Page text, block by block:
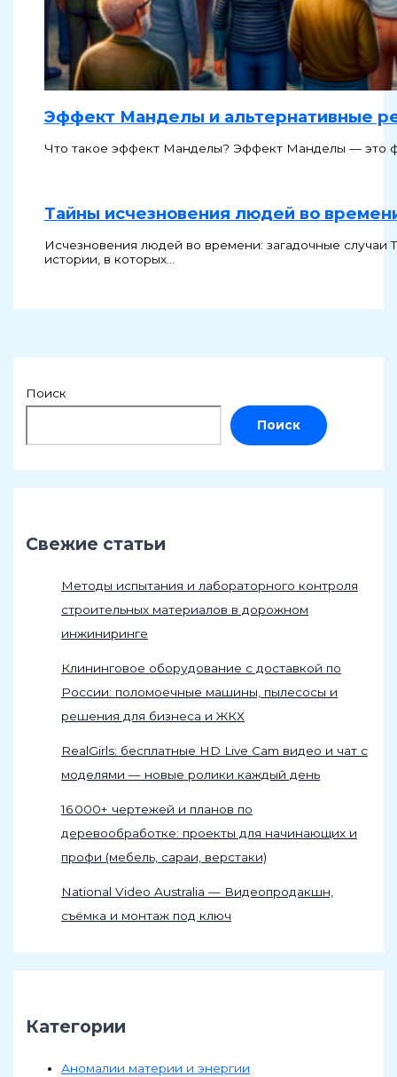
Эффект Манделы и альтернативные
Что такое эффект Манделы? Эффект Манделы — это
Тайны исчезновения людей во
Исчезновения людей во времени: загадочные случаи
истории, в которых…
Поиск
Поиск
Свежие статьи
Методы испытания и лабораторного контроля
строительных материалов в дорожном
инжиниринге
Клининговое оборудование с доставкой по
России: поломоечные машины, пылесосы и
решения для бизнеса и ЖКХ
RealGirls: бесплатные HD Live Cam видео и чат с
моделями — новые ролики каждый день
16 000+ чертежей и планов по
деревообработке: проекты для начинающих и
профи (мебель, сараи, верстаки)
National Video Australia — Видеопродакшн,
съёмка и монтаж под ключ
Категории
Аномалии материи и энергии